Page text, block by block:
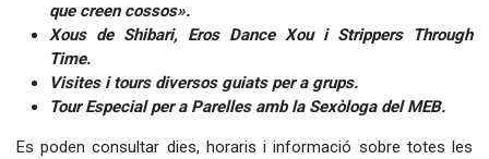
que creen cossos».
Xous de Shibari, Eros Dance Xou i Strippers Through
Time.
Visites i tours diversos guiats per a grups.
Tour Especial per a Parelles amb la Sexòloga del MEB.
Es poden consultar dies, horaris i informació sobre totes les